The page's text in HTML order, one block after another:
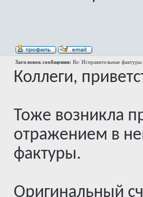
Заголовок сообщения: Re: Исправительные фактуры
Коллеги,
Тоже возникла
отражением в
фактуры.
Оригинальный